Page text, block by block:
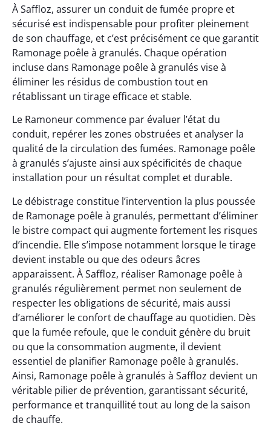
À Saffloz, assurer un conduit de fumée propre et
sécurisé est indispensable pour profiter pleinement
de son chauffage, et c’est précisément ce que garantit
Ramonage poêle à granulés. Chaque opération
incluse dans Ramonage poêle à granulés vise à
éliminer les résidus de combustion tout en
rétablissant un tirage efficace et stable.
Le Ramoneur commence par évaluer l’état du
conduit, repérer les zones obstruées et analyser la
qualité de la circulation des fumées. Ramonage poêle
à granulés s’ajuste ainsi aux spécificités de chaque
installation pour un résultat complet et durable.
Le débistrage constitue l’intervention la plus poussée
de Ramonage poêle à granulés, permettant d’éliminer
le bistre compact qui augmente fortement les risques
d’incendie. Elle s’impose notamment lorsque le tirage
devient instable ou que des odeurs âcres
apparaissent. À Saffloz, réaliser Ramonage poêle à
granulés régulièrement permet non seulement de
respecter les obligations de sécurité, mais aussi
d’améliorer le confort de chauffage au quotidien. Dès
que la fumée refoule, que le conduit génère du bruit
ou que la consommation augmente, il devient
essentiel de planifier Ramonage poêle à granulés.
Ainsi, Ramonage poêle à granulés à Saffloz devient un
véritable pilier de prévention, garantissant sécurité,
performance et tranquillité tout au long de la saison
de chauffe.